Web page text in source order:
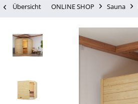
Übersicht ONLINE SHOP Sauna